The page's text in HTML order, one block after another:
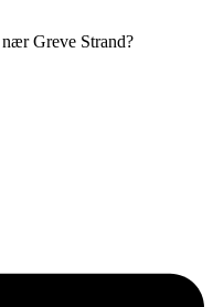
Greve Strand?